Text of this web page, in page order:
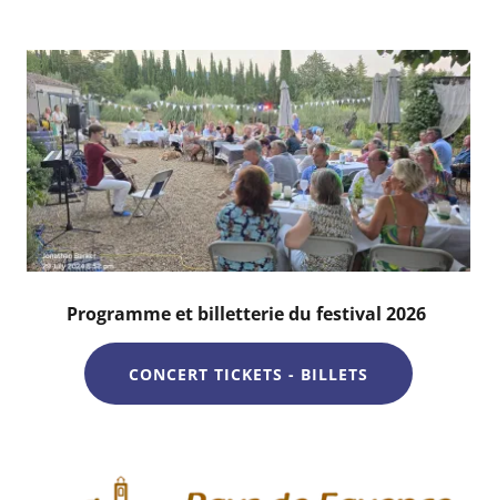
Programme et billetterie du festival 2026
CONCERT TICKETS - BILLETS